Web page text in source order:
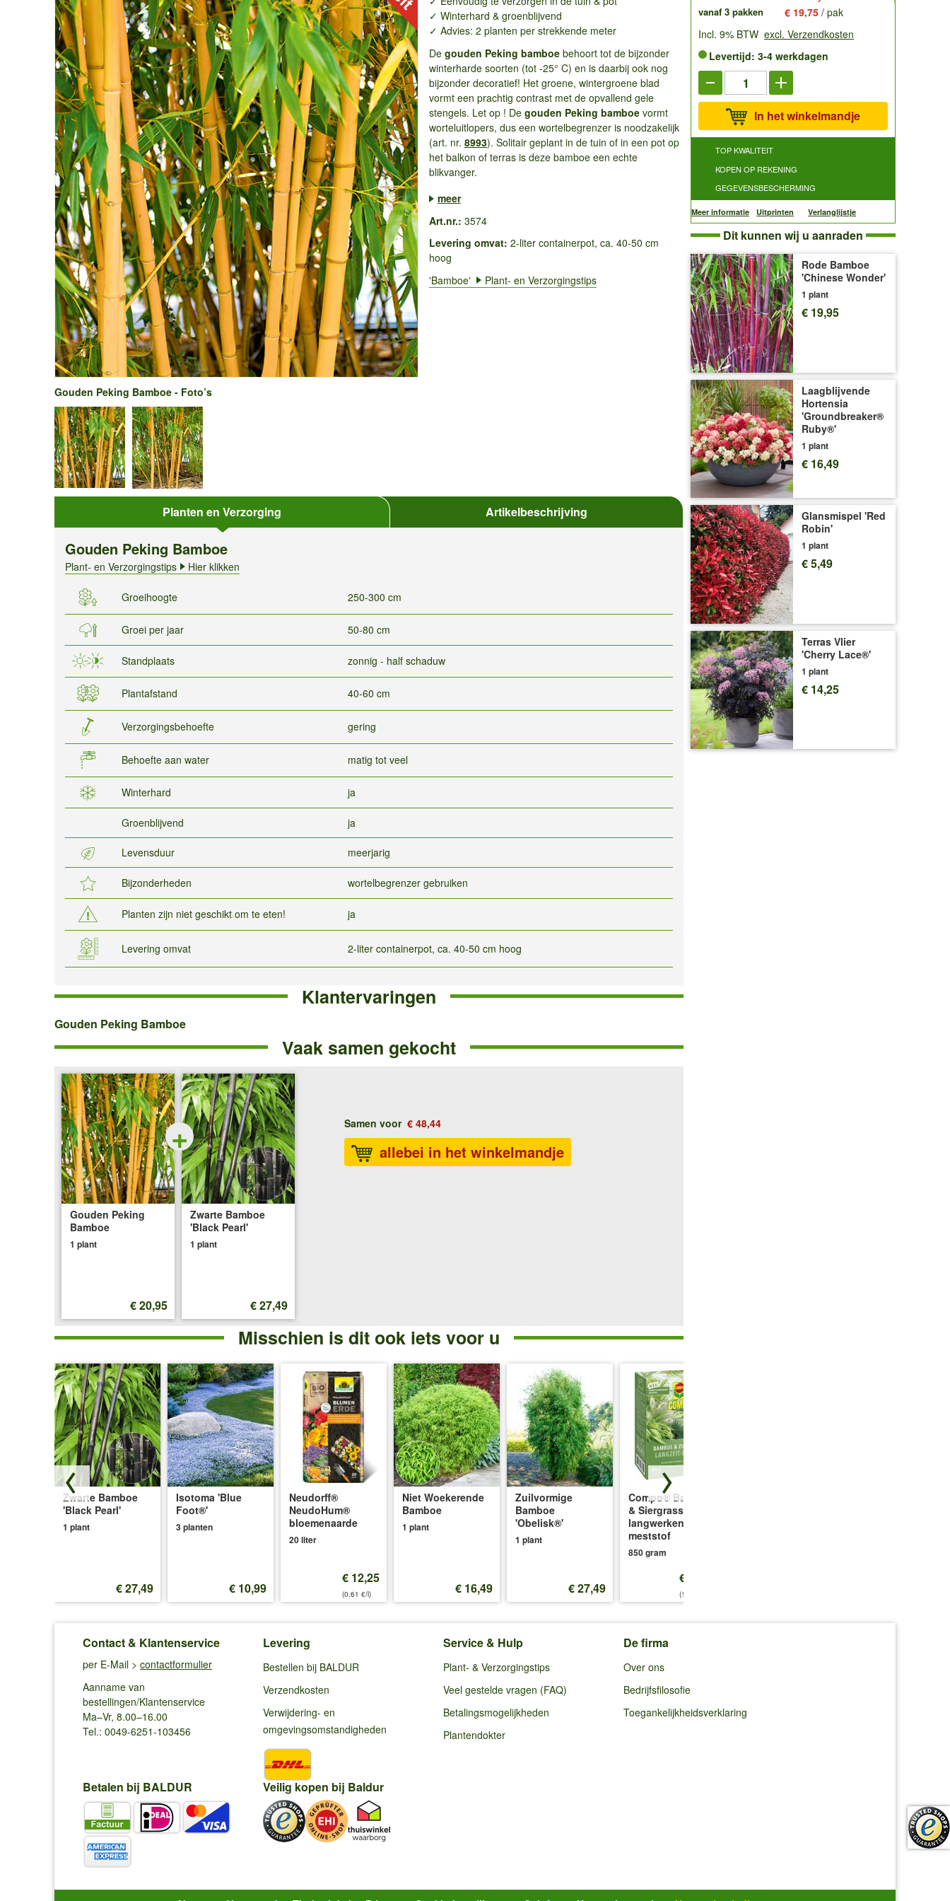
✓ Winterhard & groenblijvend
✓ Advies: 2 planten per strekkende meter
De gouden Peking bamboebehoort tot de bijzonder
winterharde soorten (tot -25° C) en is daarbij ook nog
bijzonder decoratief! Het groene, wintergroene blad
vormt een prachtig contrast met de opvallend gele
stengels. Let op ! De gouden Peking bamboevormt
worteluitlopers, dus een wortelbegrenzer is noodzakelijk
(art. nr. 8993). Solitair geplant in de tuin of in een pot op
het balkon of terras is deze bamboe een echte
blikvanger.
... meer
Art.nr.: 3574
Levering omvat: 2-liter containerpot, ca. 40-50 cm
hoog
'Bamboe'
Plant- en Verzorgingstips
Gouden Peking Bamboe - Foto’s
Planten en Verzorging Artikelbeschrijving
Gouden Peking Bamboe
Plant- en Verzorgingstips Hier klikken
Groeihoogte 250-300 cm
Groei per jaar 50-80 cm
Standplaats zonnig - half schaduw
Plantafstand 40-60 cm
Verzorgingsbehoefte gering
Behoefte aan water matig tot veel
Winterhard ja
Groenblijvend ja
Levensduur meerjarig
Bijzonderheden wortelbegrenzer gebruiken
Planten zijn niet geschikt om te eten! ja
Levering omvat 2-liter containerpot, ca. 40-50 cm hoog
Klantervaringen
Gouden
Gouden Peking Bamboe
Vaak samen gekocht
Gouden Peking
Bamboe
1 plant
€ 20,95
+
Zwarte Bamboe
'Black Pearl'
1 plant
€ 27,49
Samen voor € 48,44
allebei in het winkelmandje
Misschien is dit ook iets voor u
Zwarte Bamboe
'Black Pearl'
1 plant
€ 27,49
Isotoma 'Blue
Foot®'
3 planten
€ 10,99
Neudorff®
NeudoHum®
bloemenaarde
20 liter
€ 12,25
(0,61 €/l)
Niet Woekerende
Bamboe
1 plant
€ 16,49
Zuilvormige
Bamboe
'Obelisk®'
1 plant
€ 27,49
Compo® Bamboe
& Siergrassen
langwerkende
meststof
850 gram
€ 13,25
(15,59 €/kg)
vanaf 3 pakken € 19,75 / pak
Incl. 9% BTW excl. Verzendkosten
Levertijd: 3-4 werkdagen
In het winkelmandje
TOP KWALITEIT
KOPEN OP REKENING
GEGEVENSBESCHERMING
Meer informatie Uitprinten Verlanglijstje
Dit kunnen wij u aanraden
Rode Bamboe
'Chinese Wonder'
1 plant
€ 19,95
Laagblijvende
Hortensia
'Groundbreaker®
Ruby®'
1 plant
€ 16,49
Glansmispel 'Red
Robin'
1 plant
€ 5,49
Terras Vlier
'Cherry Lace®'
1 plant
€ 14,25
Contact & Klantenservice
per E-Mail > contactformulier
Aanname van
bestellingen/Klantenservice
Ma–Vr, 8.00–16.00
Tel.: 0049-6251-103456
Levering
Bestellen bij BALDUR
Verzendkosten
Verwijdering- en
omgevingsomstandigheden
Service & Hulp
Plant- & Verzorgingstips
Veel gestelde vragen (FAQ)
Betalingsmogelijkheden
Plantendokter
De firma
Over ons
Bedrijfsfilosofie
Toegankelijkheidsverklaring
Betalen bij BALDUR Veilig kopen bij Baldur